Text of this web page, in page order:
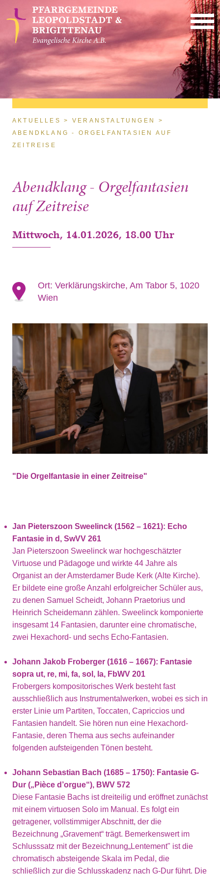
Direkt zum Inhalt
Sie sind hier
AKTUELLES
VERANSTALTUNGEN
ABENDKLANG - ORGELFANTASIEN AUF
ZEITREISE
Abendklang - Orgelfantasien
auf Zeitreise
Mittwoch, 14.01.2026, 18.00 Uhr
Ort: Verklärungskirche, Am Tabor 5, 1020
Wien
"Die Orgelfantasie in einer Zeitreise"
Jan Pieterszoon Sweelinck (1562 – 1621): Echo
Fantasie in d, SwVV 261
Jan Pieterszoon Sweelinck war hochgeschätzter
Virtuose und Pädagoge und wirkte 44 Jahre als
Organist an der Amsterdamer Bude Kerk (Alte Kirche).
Er bildete eine große Anzahl erfolgreicher Schüler aus,
zu denen Samuel Scheidt, Johann Praetorius und
Heinrich Scheidemann zählen. Sweelinck komponierte
insgesamt 14 Fantasien, darunter eine chromatische,
zwei Hexachord- und sechs Echo-Fantasien.
Johann Jakob Froberger (1616 – 1667): Fantasie
sopra ut, re, mi, fa, sol, la, FbWV 201
Frobergers kompositorisches Werk besteht fast
ausschließlich aus Instrumentalwerken, wobei es sich in
erster Linie um Partiten, Toccaten, Capriccios und
Fantasien handelt. Sie hören nun eine Hexachord-
Fantasie, deren Thema aus sechs aufeinander
folgenden aufsteigenden Tönen besteht.
Johann Sebastian Bach (1685 – 1750): Fantasie G-
Dur („Pièce d’orgue“), BWV 572
Diese Fantasie Bachs ist dreiteilig und eröffnet zunächst
mit einem virtuosen Solo im Manual. Es folgt ein
getragener, vollstimmiger Abschnitt, der die
Bezeichnung „Gravement“ trägt. Bemerkenswert im
Schlusssatz mit der Bezeichnung„Lentement" ist die
chromatisch absteigende Skala im Pedal, die
schließlich zur die Schlusskadenz nach G-Dur führt. Die